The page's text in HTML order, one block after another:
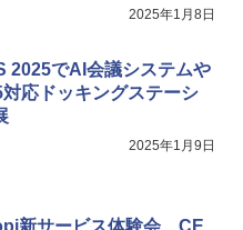
2025年1月8日
2025でAI会議システムや
応ドッキングステーシ
2025年1月9日
新サービス体験会、CE